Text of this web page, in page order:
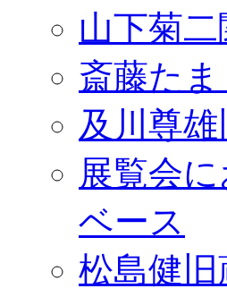
山下菊
斎藤た
及川尊
展覧会
ベース
松島健旧